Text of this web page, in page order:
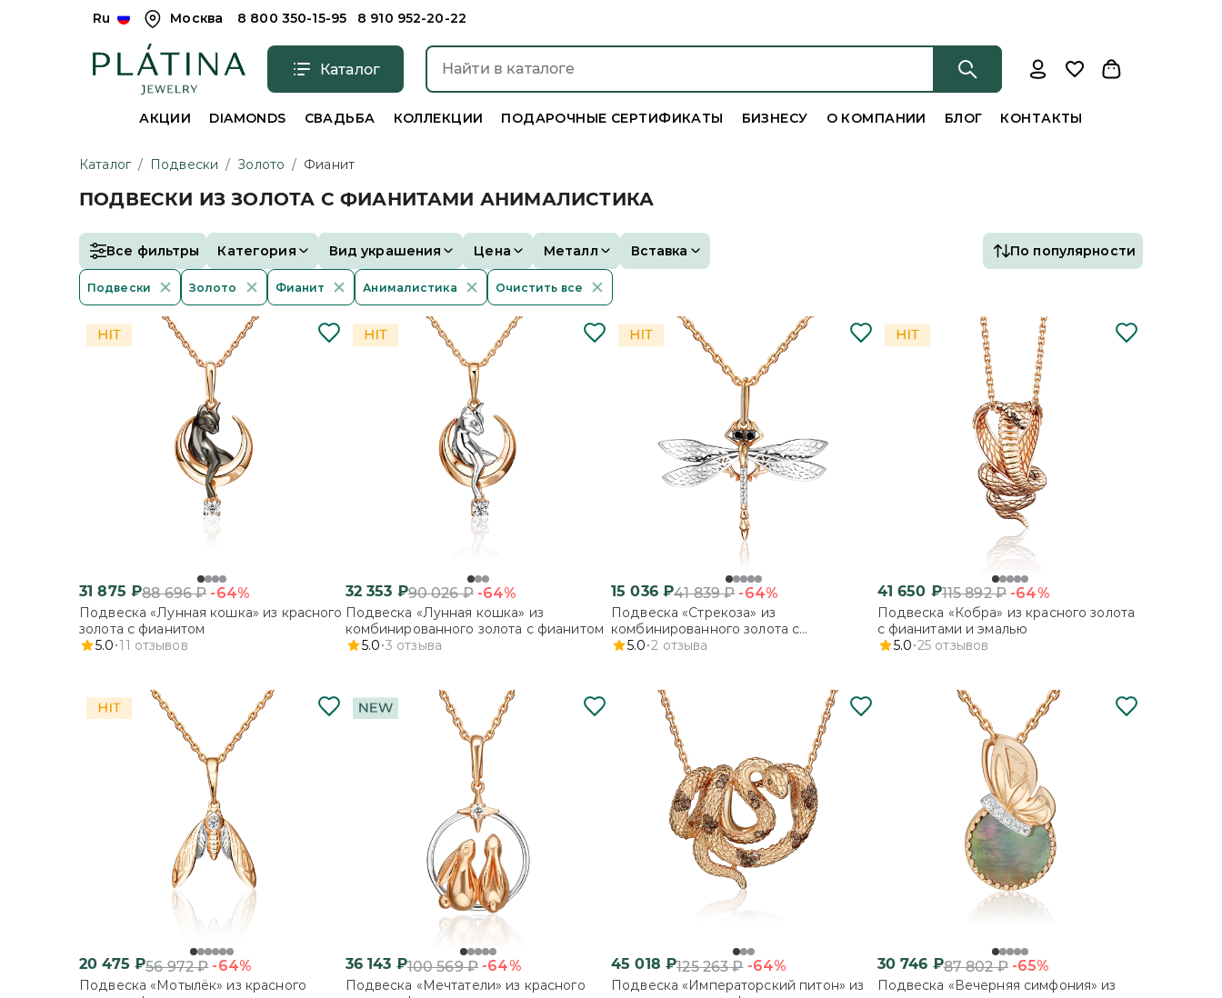
Ru Москва 8 800 350-15-95 8 910 952-20-22
Каталог
АКЦИИ DIAMONDS СВАДЬБА КОЛЛЕКЦИИ ПОДАРОЧНЫЕ СЕРТИФИКАТЫ БИЗНЕСУ О КОМПАНИИ БЛОГ КОНТАКТЫ
Каталог / Подвески / Золото / Фианит
ПОДВЕСКИ ИЗ ЗОЛОТА С ФИАНИТАМИ АНИМАЛИСТИКА
Все фильтры Категория Вид украшения Цена Металл Вставка По популярности
Подвески Золото Фианит Анималистика Очистить все
31 875 ₽88 696₽ -64%
Подвеска «Лунная кошка» из красного
золота с фианитом
5.0 11 отзывов
32 353 ₽90 026₽ -64%
Подвеска «Лунная кошка» из
комбинированного золота с фианитом
5.0 3 отзыва
15 036₽41 839₽ -64%
Подвеска «Стрекоза» из
комбинированного золота с
фианитами
5.0 2 отзыва
41 650 ₽115 892₽ -64%
Подвеска «Кобра» из красного золота
с фианитами и эмалью
5.0 25 отзывов
20 475 ₽56 972₽ -64%
Подвеска «Мотылёк» из красного
36 143 ₽100 569₽ -64%
Подвеска «Мечтатели» из красного
45 018 ₽125 263₽ -64%
Подвеска «Императорский питон» из
30 746 ₽87 802₽ -65%
Подвеска «Вечерняя симфония» из